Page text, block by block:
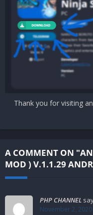
Thank you for visiting
A COMMENT ON
MOD ) V.1.1.29
PHP CHANNEL
November 2,